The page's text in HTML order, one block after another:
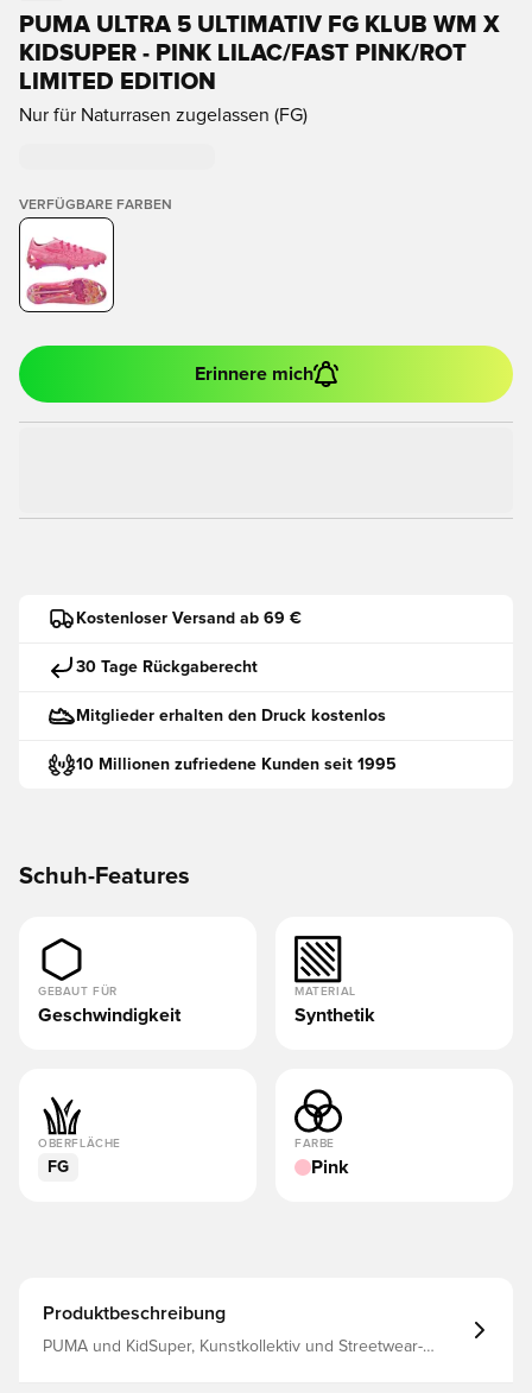
PUMA ULTRA 5 ULTIMATIV FG KLUB WM X
KIDSUPER - PINK LILAC/FAST PINK/ROT
LIMITED EDITION
Nur für Naturrasen zugelassen (FG)
VERFÜGBARE FARBEN
Erinnere mich
Kostenloser Versand ab 69 €
30 Tage Rückgaberecht
Mitglieder erhalten den Druck kostenlos
10 Millionen zufriedene Kunden seit 1995
Schuh-Features
GEBAUT FÜR
Geschwindigkeit
MATERIAL
Synthetik
OBERFLÄCHE
FG
FARBE
Pink
Produktbeschreibung
PUMA und KidSuper, Kunstkollektiv und Streetwear-